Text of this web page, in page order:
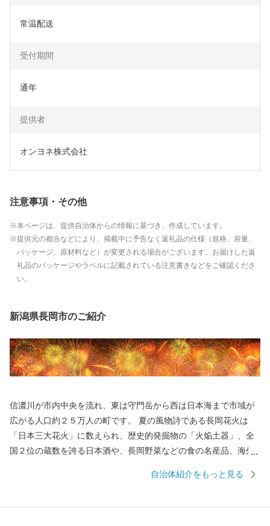
常温配送
受付期間
通年
提供者
オンヨネ株式会社
注意事項・その他
本ページは、提供自治体からの情報に基づき、作成しています。
提供元の都合などにより、掲載中に予告なく返礼品の仕様（規格、容量、
パッケージ、原材料など）が変更される場合がございます。お届けした返
礼品のパッケージやラベルに記載されている注意書きなどをご確認くださ
い。
新潟県長岡市のご紹介
信濃川が市内中央を流れ、東は守門岳から西は日本海まで市域が
広がる人口約２５万人の町です。 夏の風物詩である長岡花火は
「日本三大花火」に数えられ、歴史的発掘物の「火焔土器」、全
国２位の蔵数を誇る日本酒や、長岡野菜などの食の名産品、海外
明媚な棚田など、さまざまな特色と文化を持った個性豊かなエリ
自治体紹介をもっと見る